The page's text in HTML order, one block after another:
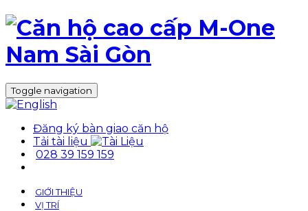
Toggle navigation
Đăng ký bàn giao căn hộ
Tải tài liệu
028 39 159 159
GIỚI THIỆU
VỊ TRÍ